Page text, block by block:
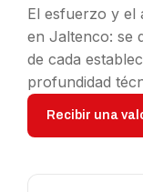
El esfuerzo y el
en Jaltenco: se
de cada
profundidad
Recibir una